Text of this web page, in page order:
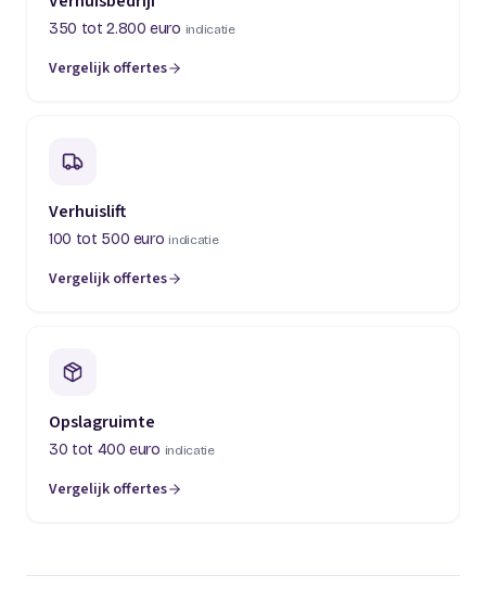
350 tot 2.800 euro indicatie
Vergelijk offertes
(opent in een nieuw tabblad)
Verhuislift
100 tot 500 euro indicatie
Vergelijk offertes
(opent in een nieuw tabblad)
Opslagruimte
30 tot 400 euro indicatie
Vergelijk offertes
(opent in een nieuw tabblad)